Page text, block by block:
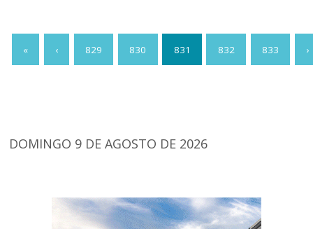
« ‹ 829 830 831 832 833 ›
DOMINGO 9 DE AGOSTO DE 2026